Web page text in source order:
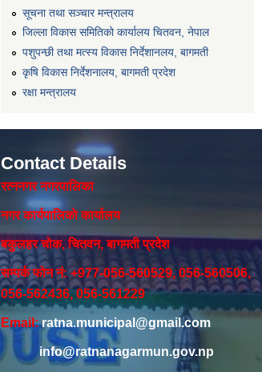
सूचना तथा सञ्चार मन्त्रालय
जिल्ला विकास समितिको कार्यालय चितवन, नेपाल
पशुपन्छी तथा मत्स्य विकास निर्देशानलय, बागमती
कृषि विकास निर्देशनालय, बागमती प्रदेश
रक्षा मन्त्रालय
Contact Details
रत्ननगर नगरपालिका
नगर कार्यपालिकाे कार्यालय‍
बकुलहर चोक, चितवन, बागमती प्रदेश
सम्पर्क फोन नं: +977-056-560529, 056-560506,
056-562436, 056-561229
Email:ratna.municipal@gmail.com
info@ratnanagarmun.gov.np